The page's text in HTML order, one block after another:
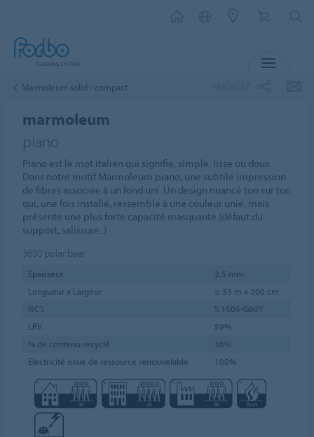
Marmoleum solid - compact
marmoleum
piano
Piano est le mot italien qui signifie, simple, lisse ou doux.
Dans notre motif Marmoleum piano, une subtile impression
de fibres associée à un fond uni. Un design nuancé ton sur ton
qui, une fois installé, ressemble à une couleur unie, mais
présente une plus forte capacité masquante (défaut du
support, salissure..)
3650 polar bear
Épaisseur
2,5 mm
Longueur x Largeur
≤ 33 m x 200 cm
NCS
S 1505-G80Y
LRV
59%
% de contenu recyclé
36%
Électricité issue de ressource renouvelable
100%